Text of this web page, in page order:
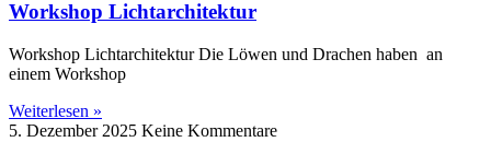
Workshop Lichtarchitektur
Workshop Lichtarchitektur Die Löwen und Drachen haben an
einem Workshop
Weiterlesen »
5. Dezember 2025 Keine Kommentare